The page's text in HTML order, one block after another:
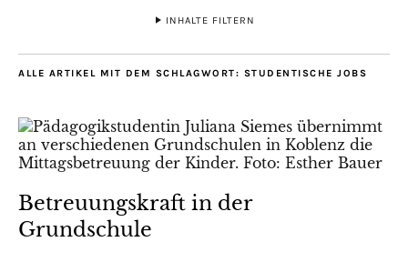
INHALTE FILTERN
ALLE ARTIKEL MIT DEM SCHLAGWORT: STUDENTISCHE JOBS
Betreuungskraft in der
Grundschule